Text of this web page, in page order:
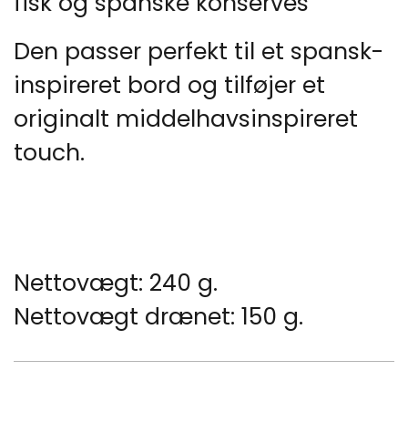
Den passer perfekt til et spansk-
inspireret bord og tilføjer et
originalt middelhavsinspireret
touch.
Nettovægt: 240 g.
Nettovægt drænet: 150 g.